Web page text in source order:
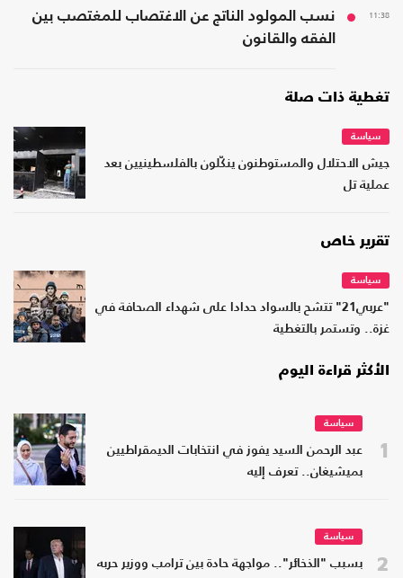
11:38
نسب المولود الناتج عن الاغتصاب للمغتصب بين
الفقه والقانون
تغطية ذات صلة
سياسة
جيش الاحتلال والمستوطنون ينكّلون بالفلسطينيين بعد
عملية تل
تقرير خاص
سياسة
"عربي21" تتشح بالسواد حدادا على شهداء الصحافة في
غزة.. وتستمر بالتغطية
الأكثر قراءة اليوم
1
سياسة
عبد الرحمن السيد يفوز في انتخابات الديمقراطيين
بميشيغان.. تعرف إليه
2
سياسة
بسبب "الذخائر".. مواجهة حادة بين ترامب ووزير حربه